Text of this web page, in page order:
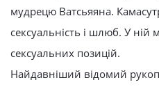
мудрецю Ватсьяяна.
сексуальність і шлюб. У ній
сексуальних позицій.
Найдавніший відомий